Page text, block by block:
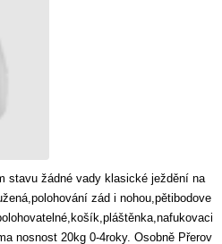
stavu žádné vady klasické ježdění na
zád i nohou,pětibodove
nosnost 20kg 0-4roky. Osobně Přerov